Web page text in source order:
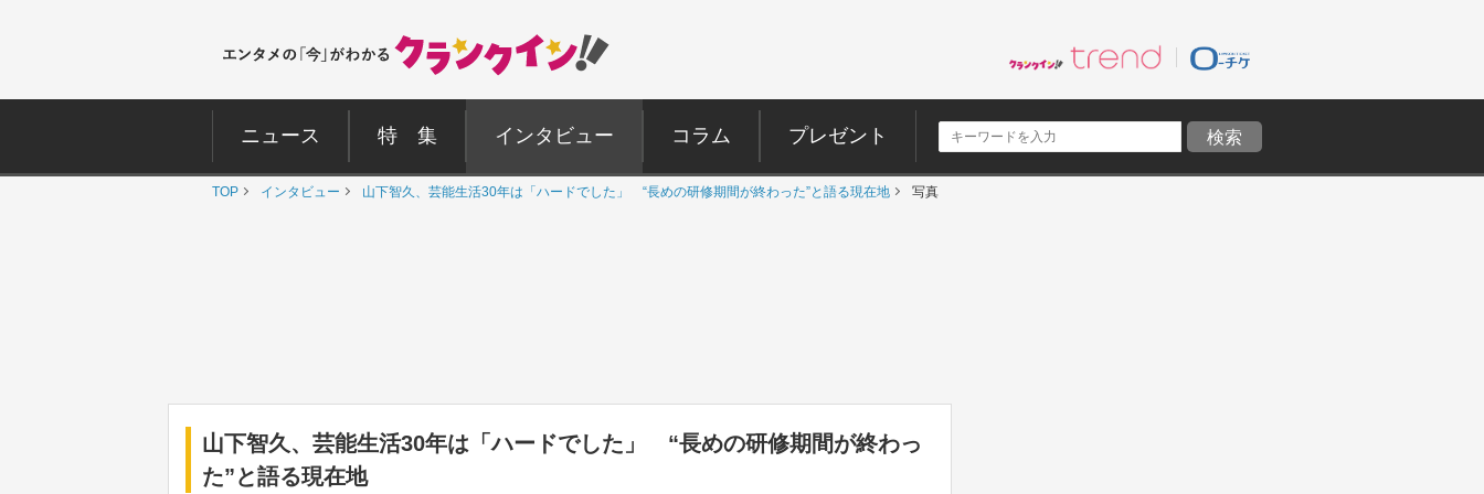
ニュース 特 集 インタビュー コラム プレゼント
TOP インタビュー 山下智久、芸能生活30年は「ハードでした」 “長めの研修期間が終わった”と語る現在地 写真
山下智久、芸能生活30年は「ハードでした」 “長めの研修期間が終わっ
た”と語る現在地